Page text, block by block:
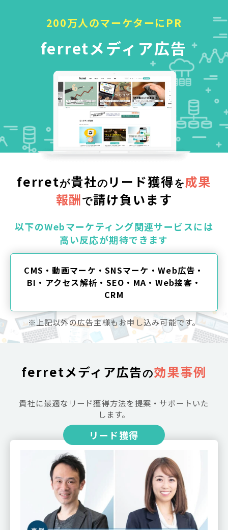
200万人のマーケターにPR
ferretメディア広告
ferretが貴社の リード獲得を成果
報酬で請け負います
以下のWebマーケティング関連サービスには
高い反応が期待できます
CMS・動画マーケ・SNSマーケ・Web広告・
BI・アクセス解析・SEO・MA・Web接客・
CRM
※上記以外の広告主様もお申し込み可能です。
ferretメディア広告の効果事例
貴社に最適なリード獲得方法を提案・サポートいた
します。
リード獲得